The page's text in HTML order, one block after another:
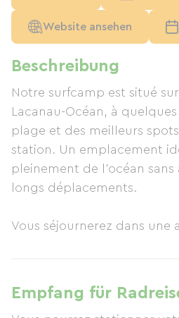
Beschreibung
Notre surfcamp est situé
Lacanau-Océan, à
plage et des meilleurs
station. Un emplacement
pleinement de l’océan
longs déplacements.
Vous séjournerez dans une
l’école de surf et de
salle de bain, salon et
Empfang für
Website ansehen